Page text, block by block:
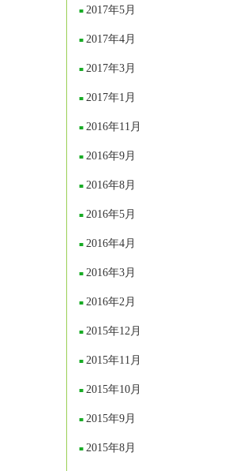
2017年5月
2017年4月
2017年3月
2017年1月
2016年11月
2016年9月
2016年8月
2016年5月
2016年4月
2016年3月
2016年2月
2015年12月
2015年11月
2015年10月
2015年9月
2015年8月